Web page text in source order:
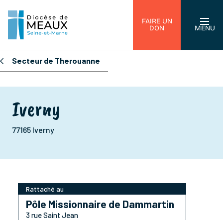
FAIRE UN
DON
MENU
Secteur de Therouanne
Iverny
77165 Iverny
Rattaché au
Pôle Missionnaire de Dammartin
3 rue Saint Jean